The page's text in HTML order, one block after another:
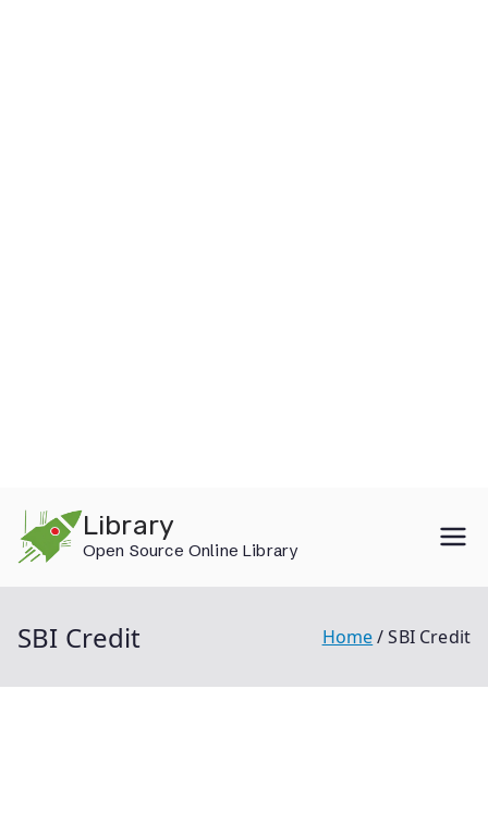
content
Library
Open Source Online Library
SBI Credit Home SBI Credit